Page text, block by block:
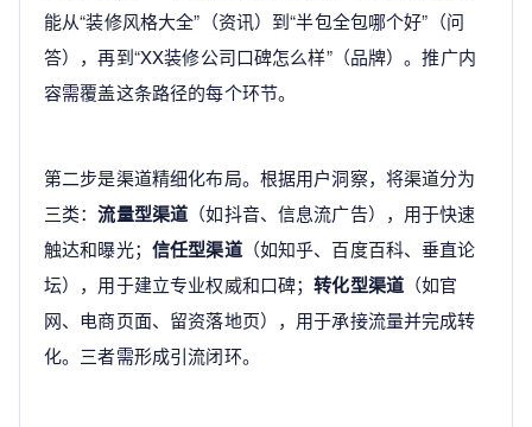
能从“装修风格大全”（资讯）到“半包全包哪个好”（问
答），再到“XX装修公司口碑怎么样”（品牌）。推广内
容需覆盖这条路径的每个环节。
第二步是渠道精细化布局。根据用户洞察，将渠道分为
三类：流量型渠道 （如抖音、信息流广告），用于快速
触达和曝光； 信任型渠道（如知乎、百度百科、垂直论
坛），用于建立专业权威和口碑；转化型渠道 （如官
网、电商页面、留资落地页），用于承接流量并完成转
化。三者需形成引流闭环。